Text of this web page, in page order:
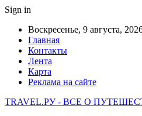
Sign in
Воскресенье, 9 августа,
Главная
Контакты
Лента
Карта
Реклама на сайте
TRAVEL.РУ - ВСЕ О